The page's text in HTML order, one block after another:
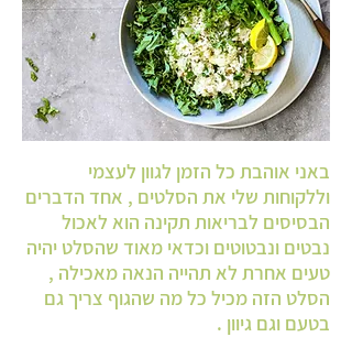
באני אוהבת כל הזמן לגוון לעצמי
וללקוחות שלי את הסלטים , אחד הדברים
הבסיסים לבריאות תקינה הוא לאכול
נבטים ונבטוטים וכדאי מאוד שהסלט יהיה
טעים אחרת לא תהייה הנאה מאכילה ,
הסלט הזה מכיל כל מה שהגוף צריך גם
בטעם וגם גיוון .